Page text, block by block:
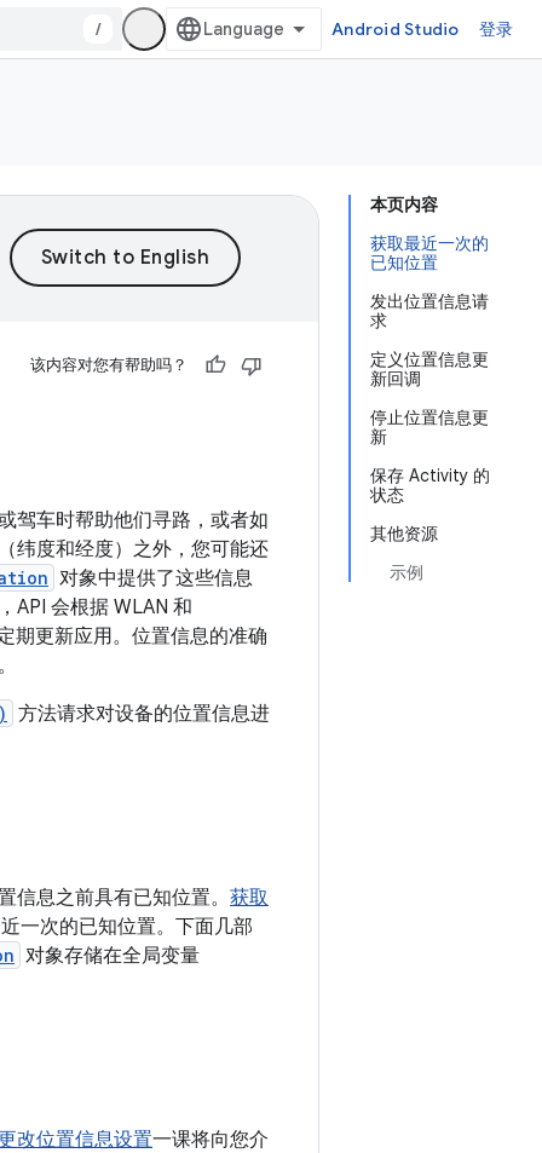
/ Android Studio 登录
本页内容
获取最近一次的
已知位置
发出位置信息请
求
定义位置信息更
新回调
停止位置信息更
新
保存 Activity 的
状态
其他资源
示例
该内容对您有帮助吗？
驾车时帮助他们寻路，或者如
纬度和经度）之外，您可能还
对象中提供了这些信息
API 会根据 WLAN 和
期更新应用。位置信息的准确
方法请求对设备的位置信息进
息之前具有已知位置。 获取
一次的已知位置。下面几部
对象存储在全局变量
改位置信息设置一课将向您介